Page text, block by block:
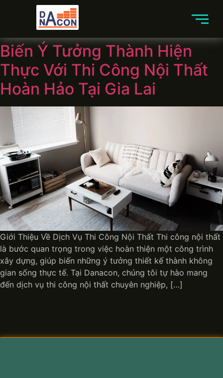
Biến Ý Tưởng Thành Hiện
Thực Với Thi Công Nội Thất
Hoàn Hảo Tại Gia Lai
Giới Thiệu Về Dịch Vụ Thi Công Nội Thất Thi công nội thất
là bước quan trọng trong việc hoàn thiện một công trình
xây dựng, giúp biến những ý tưởng thiết kế thành không
gian sống thực tế. Tại Danacon, chúng tôi tự hào mang
đến dịch vụ thi công nội thất chuyên nghiệp, […]